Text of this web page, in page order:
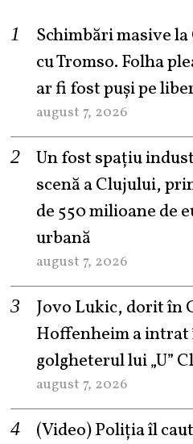
Schimbări masive
cu Tromso. Folha
ar fi fost puși pe
august 7, 2026
Un fost spațiu
scenă a Clujului,
de 550 milioane de
urbană
august 7, 2026
Jovo Lukic, dorit în
Hoffenheim a
golgheterul lui „U”
august 7, 2026
(Video) Poliția îl